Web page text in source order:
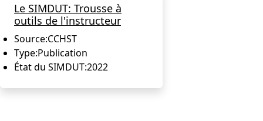
Le SIMDUT: Trousse à
outils de l'instructeur
Source:CCHST
Type:Publication
État du SIMDUT:2022